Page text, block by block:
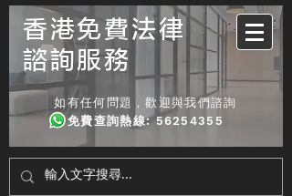
香港免費法律
諮詢服務
如有任何問題，歡迎與我們諮詢
免費查詢熱線:56254355